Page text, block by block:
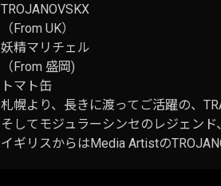
TROJANOVSKX
（From UK）
妖精マリチェル
（From 盛岡)
トマト缶
札幌より、長きに渡ってご活躍の、
そしてモジュラーシンセのレジェンド
イギリスからはMedia Artistの